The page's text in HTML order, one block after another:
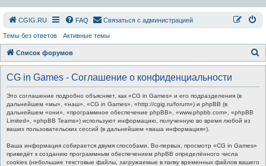
СGIG.RU FAQ Связаться с администрацией
Темы без ответов Активные темы
Список форумов
о
CG in Games - Соглашение о конфиденциальности
Это соглашение подробно объясняет, как «CG in Games» и его подразделения (в
дальнейшем «мы», «наш», «CG in Games», «http://cgig.ru/forum») и phpBB (в
дальнейшем «они», «программное обеспечение phpBB», «www.phpbb.com», «phpBB
Limited», «phpBB Teams») используют информацию, полученную во время любой из
ваших пользовательских сессий (в дальнейшем «ваша информация»).
Ваша информация собирается двумя способами. Во-первых, просмотр «CG in Games»
приведёт к созданию программным обеспечением phpBB определённого числа
cookies (небольшие текстовые файлы, загружаемые в папку временных файлов вашего